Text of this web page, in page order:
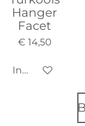
Hanger
Facet
€ 14,50
In winkelwagen